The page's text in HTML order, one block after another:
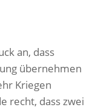
an, dass
übernehmen
Kriegen
recht, dass zwei